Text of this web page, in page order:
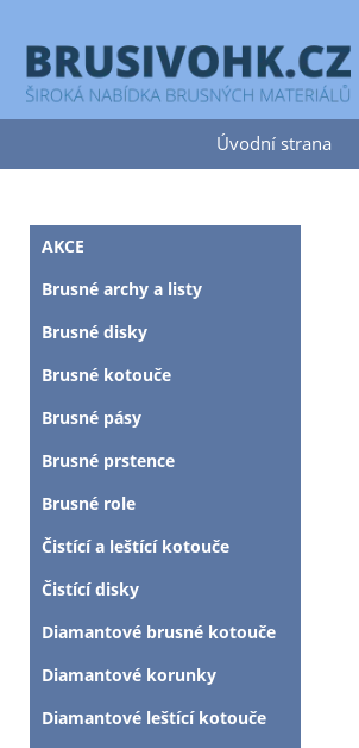
Úvodní strana
AKCE
Brusné archy a listy
Brusné disky
Brusné kotouče
Brusné pásy
Brusné prstence
Brusné role
Čistící a leštící kotouče
Čistící disky
Diamantové brusné kotouče
Diamantové korunky
Diamantové leštící kotouče